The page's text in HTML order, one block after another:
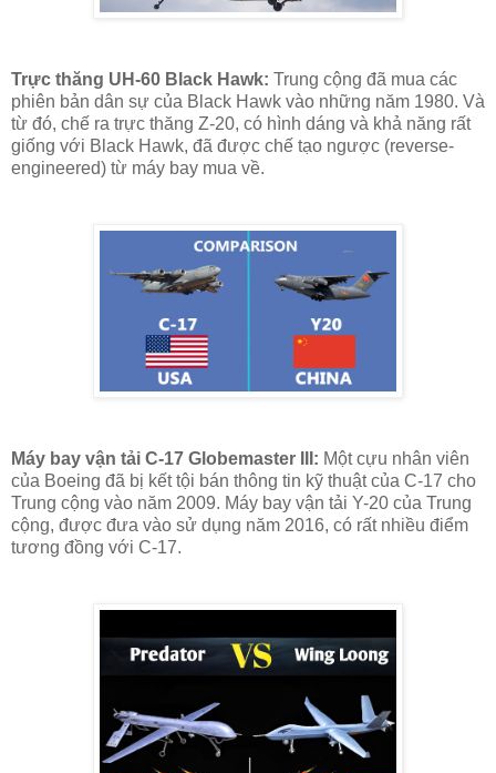
Trực thăng UH-60 Black Hawk: Trung cộng đã mua các
phiên bản dân sự của Black Hawk vào những năm 1980. Và
từ đó, chế ra trực thăng Z-20, có hình dáng và khả năng rất
giống với Black Hawk, đã được chế tạo ngược (reverse-
engineered) từ máy bay mua về.
Máy bay vận tải C-17 Globemaster III: Một cựu nhân viên
của Boeing đã bị kết tội bán thông tin kỹ thuật của C-17 cho
Trung cộng vào năm 2009. Máy bay vận tải Y-20 của Trung
cộng, được đưa vào sử dụng năm 2016, có rất nhiều điểm
tương đồng với C-17.